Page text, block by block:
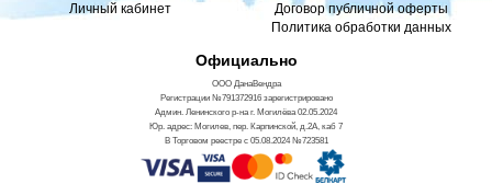
Личный кабинет
Договор публичной оферты
Политика обработки данных
Официально
ООО ДанаВендра
Регистрации №791372916 зарегистрировано
Админ. Ленинского р-на г. Могилёва 02.05.2024
Юр. адрес: Могилев, пер. Карпинской, д.2А, каб 7
В Торговом реестре с 05.08.2024 №723581